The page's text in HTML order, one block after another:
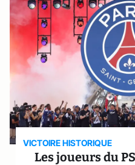
VICTOIRE HISTORIQUE
Les joueurs du